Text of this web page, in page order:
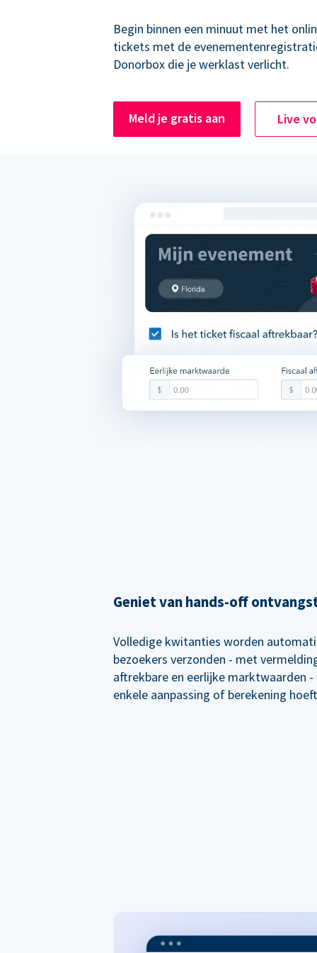
Begin binnen een minuut met het
tickets met de
Donorbox die je werklast verlicht.
Meld je gratis aan Live
Geniet van hands-off
Volledige kwitanties worden
bezoekers verzonden - met
aftrekbare en eerlijke marktwaarden
enkele aanpassing of berekening